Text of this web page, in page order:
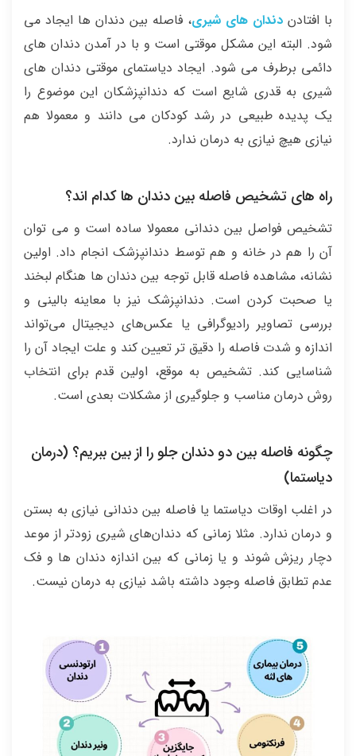
با افتادن دندان های شیری، فاصله بین دندان ها ایجاد می
شود. البته این مشکل موقتی است و با در آمدن دندان های
دائمی برطرف می شود. ایجاد دیاستمای موقتی دندان های
شیری به قدری شایع است که دندانپزشکان این موضوع را
یک پدیده طبیعی در رشد کودکان می دانند و معمولا هم
نیازی هیچ نیازی به درمان ندارد.
راه های تشخیص فاصله بین دندان ها کدام اند؟
تشخیص فواصل بین دندانی معمولا ساده است و می توان
آن را هم در خانه و هم توسط دندانپزشک انجام داد. اولین
نشانه، مشاهده فاصله قابل توجه بین دندان ها هنگام لبخند
یا صحبت کردن است. دندانپزشک نیز با معاینه بالینی و
بررسی تصاویر رادیوگرافی یا عکس‌های دیجیتال می‌تواند
اندازه و شدت فاصله را دقیق تر تعیین کند و علت ایجاد آن را
شناسایی کند. تشخیص به موقع، اولین قدم برای انتخاب
روش درمان مناسب و جلوگیری از مشکلات بعدی است.
چگونه فاصله بین دو دندان جلو را از بین ببریم؟ (درمان
دیاستما)
در اغلب اوقات دیاستما یا فاصله بین دندانی نیازی به بستن
و درمان ندارد. مثلا زمانی که دندان‌های شیری زودتر از موعد
دچار ریزش شوند و یا زمانی که بین اندازه دندان ها و فک
عدم تطابق فاصله وجود داشته باشد نیازی به درمان نیست.